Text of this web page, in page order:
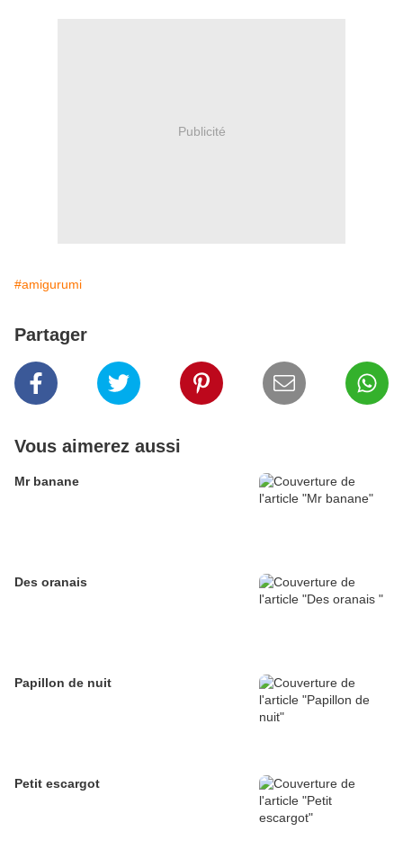
Publicité
#amigurumi
Partager
Vous aimerez aussi
Mr banane
Des oranais
Papillon de nuit
Petit escargot